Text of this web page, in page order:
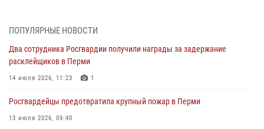
юных спортсменов
03 августа 2026, 10:59
30 июля 2026, 05:19
ПОПУЛЯРНЫЕ НОВОСТИ
Два сотрудника Росгвардии получили награды за задержание
расклейщиков в Перми
14 июля 2026, 11:23 1
Росгвардейцы предотвратила крупный пожар в Перми
13 июля 2026, 09:40